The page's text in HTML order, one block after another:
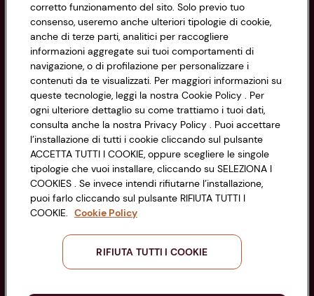
Privacy Policy
Cookie Policy
Impostazioni Cookie
Accessibilità
CONAD SOCIETÀ COOPERATIVA
Via Michelino, 59 | 40127 BOLOGNA
Codice Fiscale e Registro Imprese
di Bologna 00865960157
PARTITA IVA 03320960374
Servizio clienti
Seguici sui Social:
corretto funzionamento del sito. Solo previo tuo
consenso, useremo anche ulteriori tipologie di cookie,
anche di terze parti, analitici per raccogliere
informazioni aggregate sui tuoi comportamenti di
navigazione, o di profilazione per personalizzare i
contenuti da te visualizzati. Per maggiori informazioni su
queste tecnologie, leggi la nostra Cookie Policy . Per
ogni ulteriore dettaglio su come trattiamo i tuoi dati,
consulta anche la nostra Privacy Policy . Puoi accettare
l’installazione di tutti i cookie cliccando sul pulsante
ACCETTA TUTTI I COOKIE, oppure scegliere le singole
tipologie che vuoi installare, cliccando su SELEZIONA I
COOKIES . Se invece intendi rifiutarne l’installazione,
puoi farlo cliccando sul pulsante RIFIUTA TUTTI I
COOKIE. Cookie Policy
RIFIUTA TUTTI I COOKIE